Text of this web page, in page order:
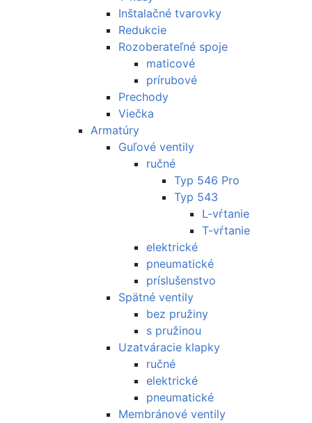
Inštalačné tvarovky
Redukcie
Rozoberateľné spoje
maticové
prírubové
Prechody
Viečka
Armatúry
Guľové ventily
ručné
Typ 546 Pro
Typ 543
L-vŕtanie
T-vŕtanie
elektrické
pneumatické
príslušenstvo
Spätné ventily
bez pružiny
s pružinou
Uzatváracie klapky
ručné
elektrické
pneumatické
Membránové ventily